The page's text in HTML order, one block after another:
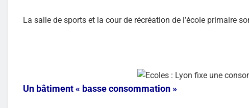
La salle de sports et la cour de récréation de l’école primaire
Un bâtiment « basse consommation »